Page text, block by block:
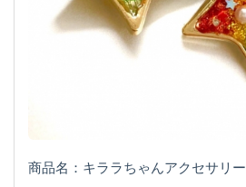
商品名：キララちゃんアクセサリー